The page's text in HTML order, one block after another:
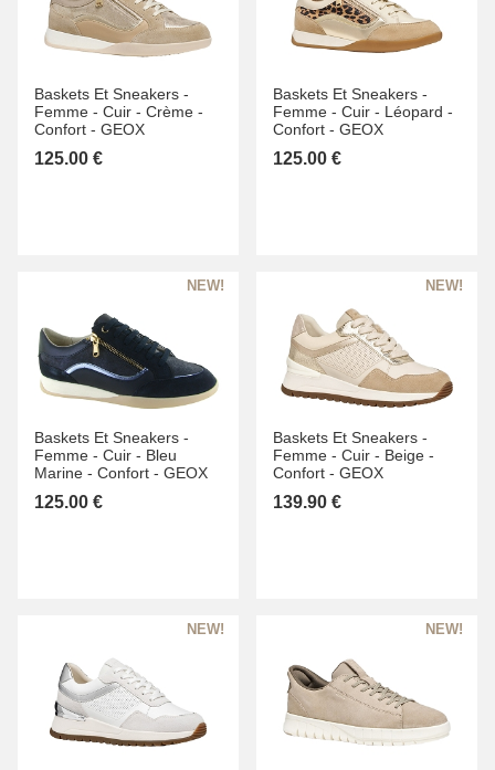
Baskets Et Sneakers -
Femme - Cuir - Crème -
Confort - GEOX
125.00 €
Baskets Et Sneakers -
Femme - Cuir - Léopard -
Confort - GEOX
125.00 €
Baskets Et Sneakers -
Femme - Cuir - Bleu
Marine - Confort - GEOX
125.00 €
Baskets Et Sneakers -
Femme - Cuir - Beige -
Confort - GEOX
139.90 €